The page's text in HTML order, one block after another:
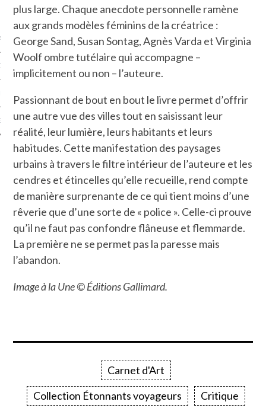
CARAVELLE
CARAVELLE
PODCAST
plus large. Chaque anecdote personnelle ramène
aux grands modèles féminins de la créatrice :
George Sand, Susan Sontag, Agnès Varda et Virginia
Woolf ombre tutélaire qui accompagne –
implicitement ou non – l’auteure.
Passionnant de bout en bout le livre permet d’offrir
une autre vue des villes tout en saisissant leur
réalité, leur lumière, leurs habitants et leurs
habitudes. Cette manifestation des paysages
urbains à travers le filtre intérieur de l’auteure et les
cendres et étincelles qu’elle recueille, rend compte
de manière surprenante de ce qui tient moins d’une
rêverie que d’une sorte de « police ». Celle-ci prouve
qu’il ne faut pas confondre flâneuse et flemmarde.
La première ne se permet pas la paresse mais
l’abandon.
Image à la Une © Éditions Gallimard.
Carnet d'Art
Collection Étonnants voyageurs
Critique